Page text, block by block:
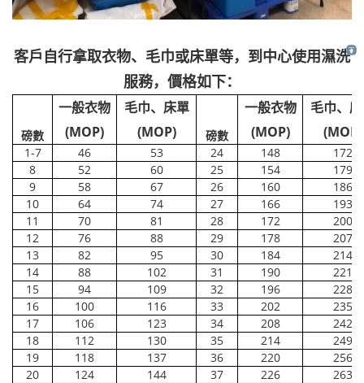
客戶自行拿取衣物、毛巾或床單等，到中心使用濕洗
服務，價格如下：
磅數
一般衣物
(MOP)
毛巾、床單
(MOP)
磅數
一般衣物
(MOP)
毛巾、
(MOP)
1-7 46 53 24 148
172
8
52 60 25 154
179
9
58 67 26 160
186
10
64 74 27 166
193
11
70 81 28 172
200
12
76 88 29 178
207
13
82 95 30 184
214
14
88 102 31 190
221
15
94 109 32 196
228
16
100 116 33 202
235
17
106 123 34 208
242
18
112 130 35 214
249
19
118 137 36 220
256
20
124 144 37 226
263